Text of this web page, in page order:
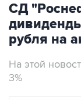
СД
рубля на
На этой
3%